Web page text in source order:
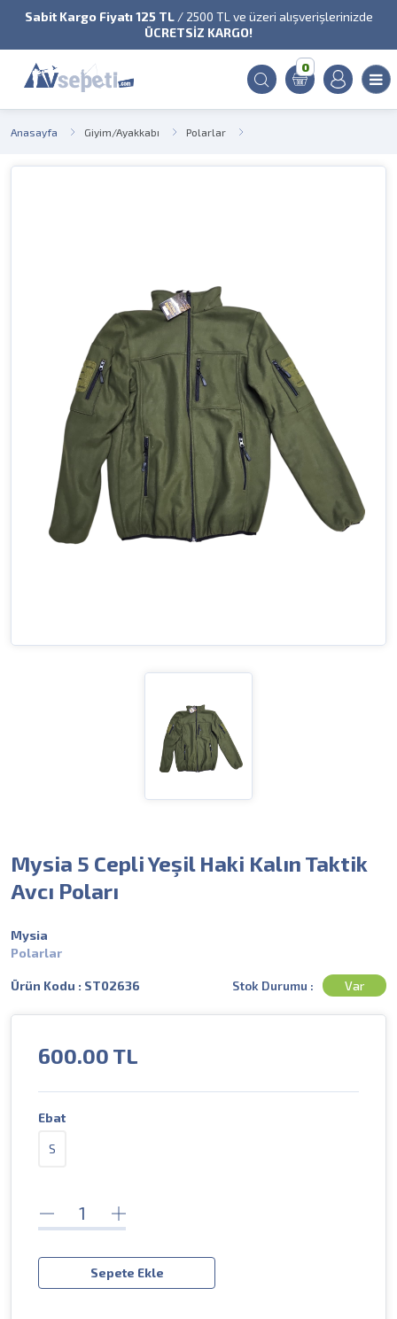
Sabit Kargo Fiyatı 125 TL/ 2500 TL ve üzeri alışverişlerinizde
ÜCRETSİZ KARGO!
0
Anasayfa Giyim/Ayakkabı Polarlar
Mysia 5 Cepli Yeşil Haki Kalın Taktik
Avcı Poları
Mysia
Polarlar
Ürün Kodu : ST02636 Stok Durumu : Var
600.00 TL
Ebat
S
Sepete Ekle